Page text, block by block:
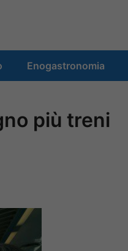
Enogastronomia
più treni